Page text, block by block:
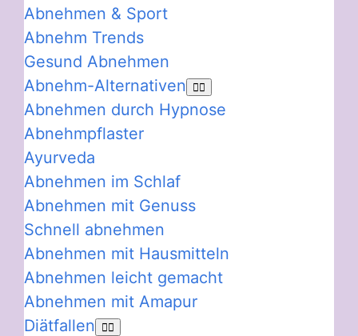
Abnehmen & Sport
Abnehm Trends
Gesund Abnehmen
Abnehm-Alternativen
Abnehmen durch Hypnose
Abnehmpflaster
Ayurveda
Abnehmen im Schlaf
Abnehmen mit Genuss
Schnell abnehmen
Abnehmen mit Hausmitteln
Abnehmen leicht gemacht
Abnehmen mit Amapur
Diätfallen